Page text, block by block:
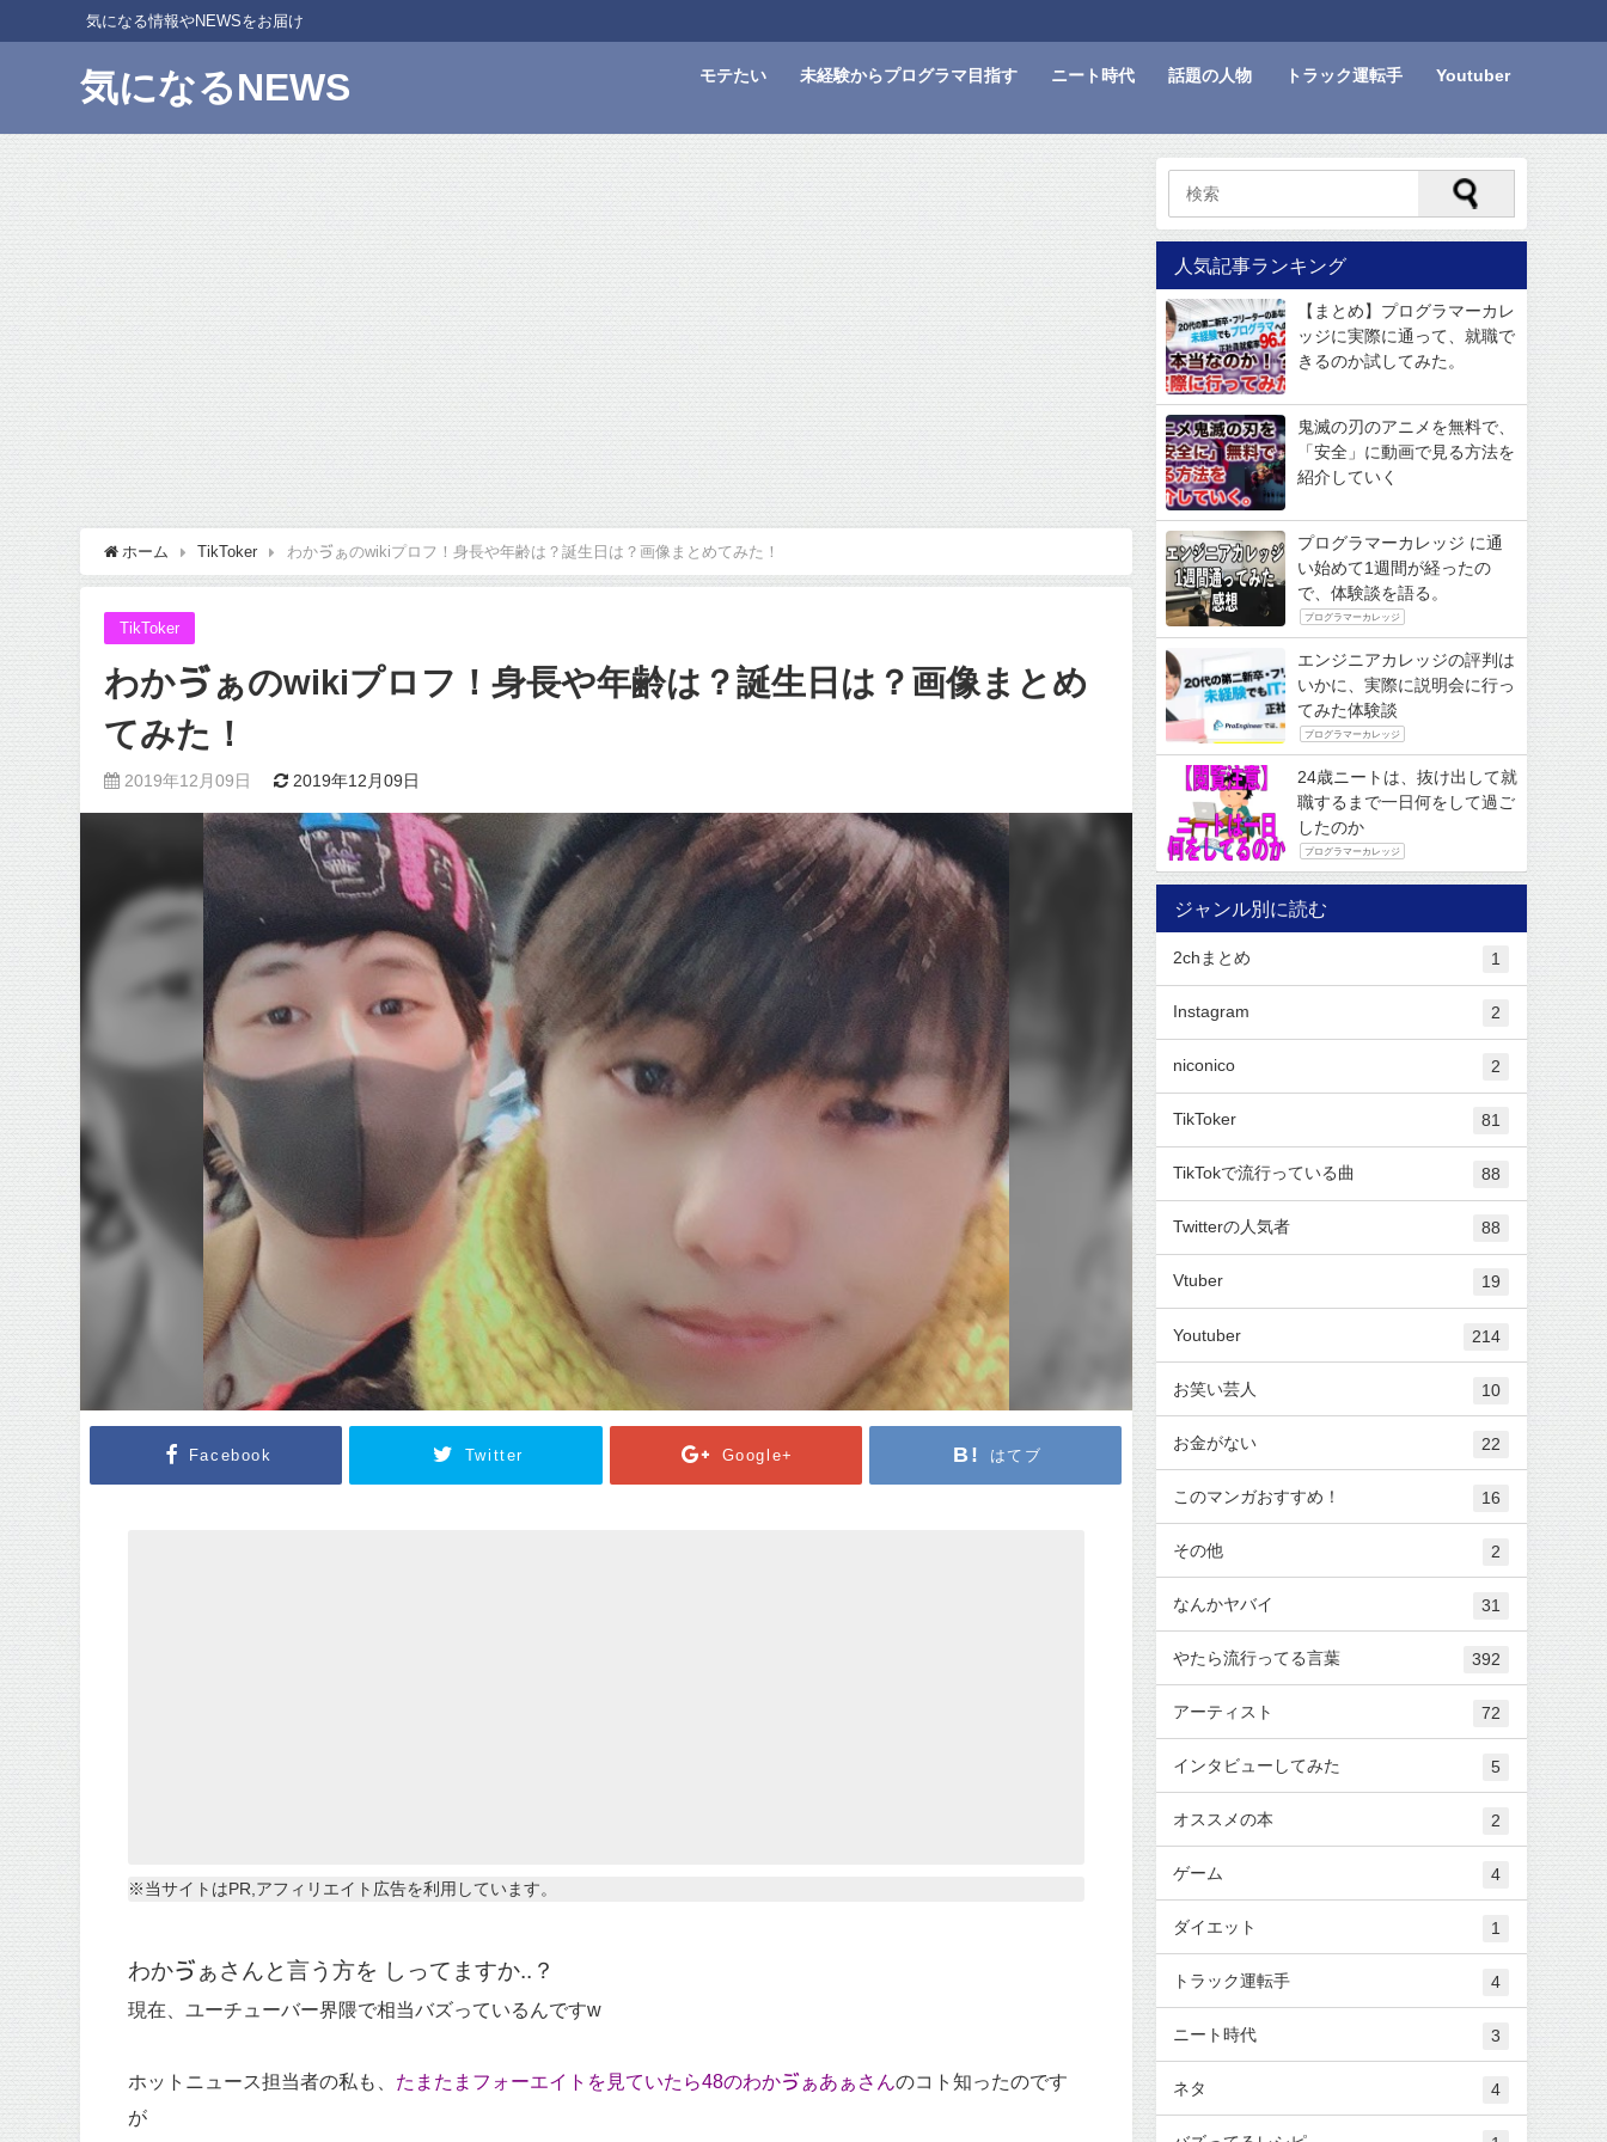
気になる情報やNEWSをお届け
気になるNEWS モテたい 未経験からプログラマ目指す ニート時代 話題の人物 トラック運転手 Youtuber
ホーム TikToker わかゔぁのwikiプロフ！身長や年齢は？誕生日は？画像まとめてみた！
TikToker
わかゔぁのwikiプロフ！身長や年齢は？誕生日は？画像まとめ
てみた！
2019年12月09日 2019年12月09日
Facebook Twitter Google+ はてブ
※当サイトはPR,アフィリエイト広告を利用しています。
わかゔぁさんと言う方を しってますか..？
現在、ユーチューバー界隈で相当バズっているんですw
ホットニュース担当者の私も、 たまたまフォーエイトを見ていたら48のわかゔぁあぁさんのコト知ったのです
が
人気記事ランキング
【まとめ】プログラマーカレ
ッジに実際に通って、就職で
きるのか試してみた。
鬼滅の刃のアニメを無料で、
「安全」に動画で見る方法を
紹介していく
プログラマーカレッジ に通
い始めて1週間が経ったの
で、体験談を語る。
プログラマーカレッジ
エンジニアカレッジの評判は
いかに、実際に説明会に行っ
てみた体験談
プログラマーカレッジ
24歳ニートは、抜け出して就
職するまで一日何をして過ご
したのか
プログラマーカレッジ
ジャンル別に読む
2chまとめ 1
Instagram 2
niconico 2
TikToker 81
TikTokで流行っている曲 88
Twitterの人気者 88
Vtuber 19
Youtuber 214
お笑い芸人 10
お金がない 22
このマンガおすすめ！ 16
その他 2
なんかヤバイ 31
やたら流行ってる言葉 392
アーティスト 72
インタビューしてみた 5
オススメの本 2
ゲーム 4
ダイエット 1
トラック運転手 4
ニート時代 3
ネタ 4